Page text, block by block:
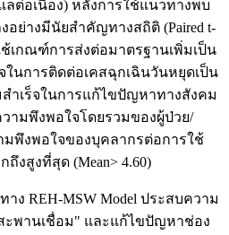
ต่อเนื่อง) หลังการใช้แนวทางพบ
อย่างมีนัยสำคัญทางสถิติ (Paired t-
ช้เกณฑ์การส่งต่อมาตรฐานเพิ่มเป็น
ในการติดต่อเคสฉุกเฉินวันหยุดเป็น
ำเร็จในการแก้ไขปัญหาทางสังคม
ามพึงพอใจโดยรวมของผู้ป่วย/
มพึงพอใจของบุคลากรต่อการใช้
งสูงที่สุด (Mean> 4.60)
าง REH-MSW Model ประสบความ
ะพานเชื่อม" และแก้ไขปัญหาช่อง